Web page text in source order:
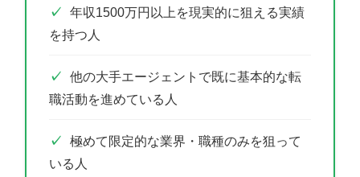
年収1500万円以上を現実的に狙える実績
を持つ人
他の大手エージェントで既に基本的な転
職活動を進めている人
極めて限定的な業界・職種のみを狙って
いる人